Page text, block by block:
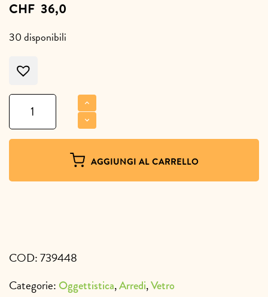
CHF 36,0
30 disponibili
Lanterna
bagno
AGGIUNGI AL CARRELLO
COD:739448
Categorie: Oggettistica,Arredi,Vetro